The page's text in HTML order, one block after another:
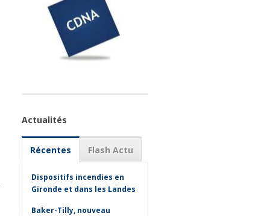
Actualités
Récentes Flash Actu
Dispositifs incendies en
Gironde et dans les Landes
Baker-Tilly, nouveau